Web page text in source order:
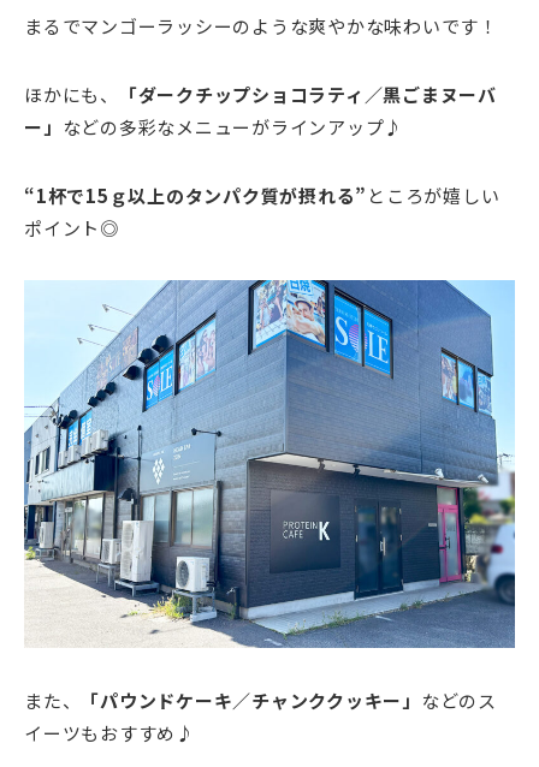
まるでマンゴーラッシーのような爽やかな味わいです！
ほかにも、
「ダークチップショコラティ／黒ごまヌーバ
ー」 などの多彩なメニューがラインアップ♪
“1杯で15ｇ以上のタンパク質が摂れる” ところが嬉しい
ポイント◎
また、 「パウンドケーキ／チャンククッキー」 などのス
イーツもおすすめ♪